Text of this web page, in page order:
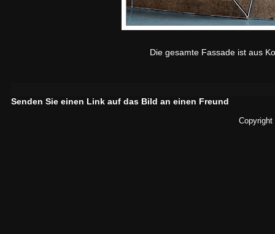
Die gesamte Fassade ist aus
Senden Sie einen Link auf das Bild an einen Freund